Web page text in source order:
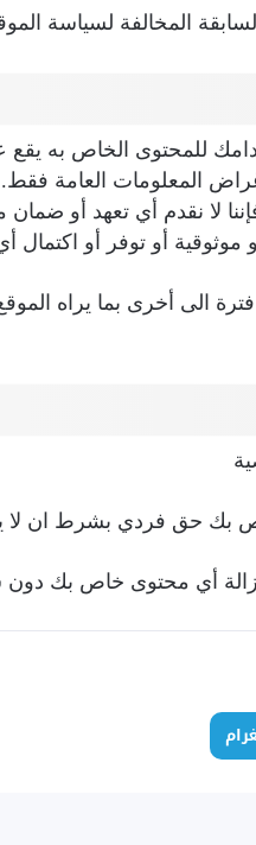
المخالفة لسياسة
للمحتوى الخاص به
المعلومات العامة
لا نقدم أي تعهد أو
موثوقية أو توفر أو
الى أخرى بما يراه
بك حق فردي بشرط ان لا
أي محتوى خاص بك دون